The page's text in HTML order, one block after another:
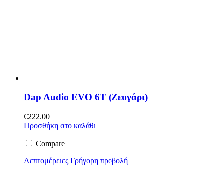
Dap Audio EVO 6T (Ζευγάρι)
€222.00
Προσθήκη στο καλάθι
Compare
Λεπτομέρειες Γρήγορη προβολή